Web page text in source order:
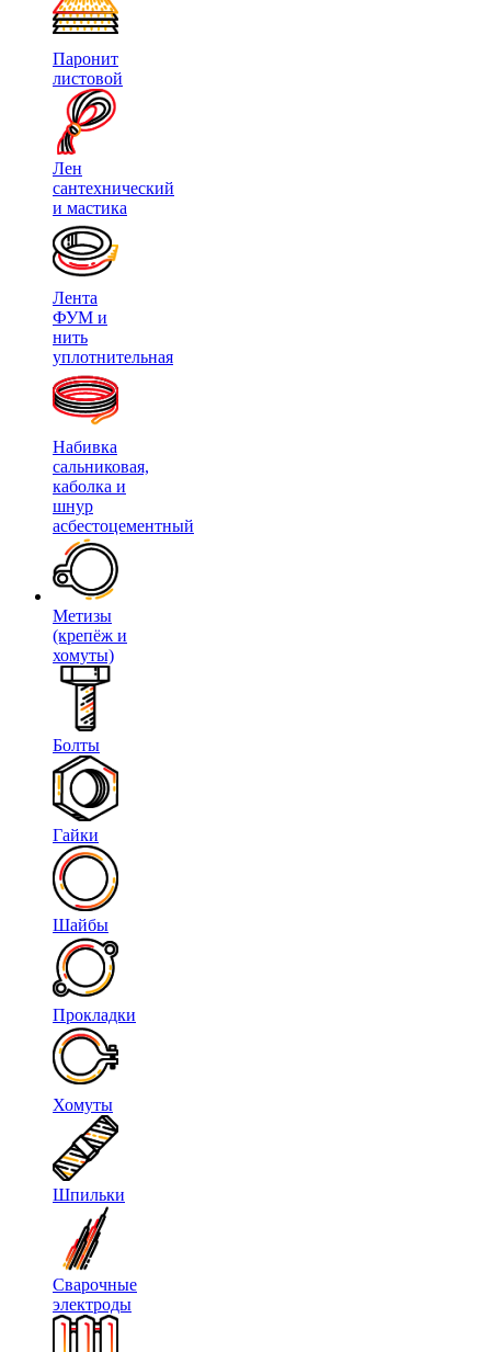
Паронит
листовой
Лен
сантехнический
и мастика
Лента
ФУМ и
нить
уплотнительная
Набивка
сальниковая,
каболка и
шнур
асбестоцементный
Метизы
(крепёж и
хомуты)
Болты
Гайки
Шайбы
Прокладки
Хомуты
Шпильки
Сварочные
электроды